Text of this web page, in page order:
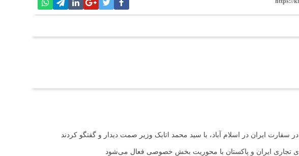
سفارت ایران در اسلام آباد، با سید محمد اتابک وزیر صمت دیدار و گفتگو کردند
تجاری ایران و پاکستان با محوریت بخش خصوصی فعال می‌شود